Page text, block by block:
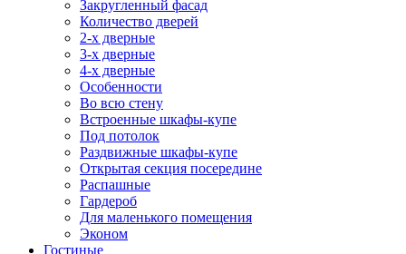
Закругленный фасад
Количество дверей
2-х дверные
3-х дверные
4-х дверные
Особенности
Во всю стену
Встроенные шкафы-купе
Под потолок
Раздвижные шкафы-купе
Открытая секция посередине
Распашные
Гардероб
Для маленького помещения
Эконом
Гостиные